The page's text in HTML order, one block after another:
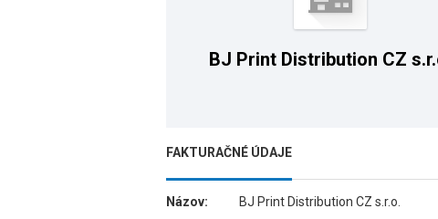
BJ Print Distribution CZ
FAKTURAČNÉ ÚDAJE
Názov:
BJ Print Distribution CZ s.r.o.